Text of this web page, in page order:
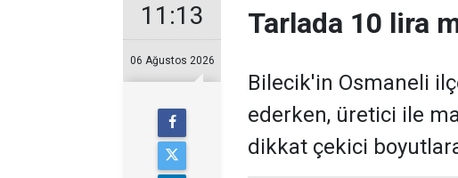
11:13
06 Ağustos 2026
Tarlada 10 lira
Bilecik'in Osmaneli
ederken, üretici ile
dikkat çekici